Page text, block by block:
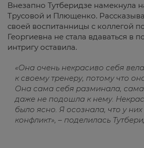
Внезапно Тутберидзе намекнула
Трусовой и Плющенко.
своей воспитанницы с коллегой
Георгиевна не стала вдаваться в
интригу оставила.
«Она очень некрасиво себя
к своему тренеру, потому что
Она сама себя разминала,
даже не подошла к нему.
было ясно. Я осознала, что у
конфликт», – поделилась